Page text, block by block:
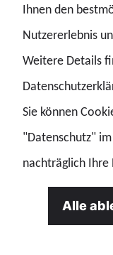
Gästen und dem
Schmenkel-
Innenminister
,stellvertretender
Polizeipräsidentin
Chefinnen und
willkommen:
Ihnen den
Nutzererlebnis
Weitere Details
Sie können
"Datenschutz"
nachträglich
Alle